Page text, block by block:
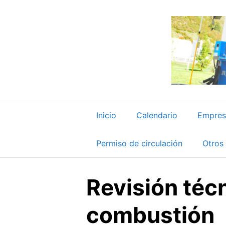
Inicio Calendario
Permiso de circulación
Revisión
combustión